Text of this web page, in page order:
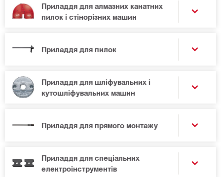
Приладдя для алмазних канатних
пилок і стінорізних машин
Приладдя для пилок
Приладдя для шліфувальних і
кутошліфувальних машин
Приладдя для прямого монтажу
Приладдя для спеціальних
електроінструментів